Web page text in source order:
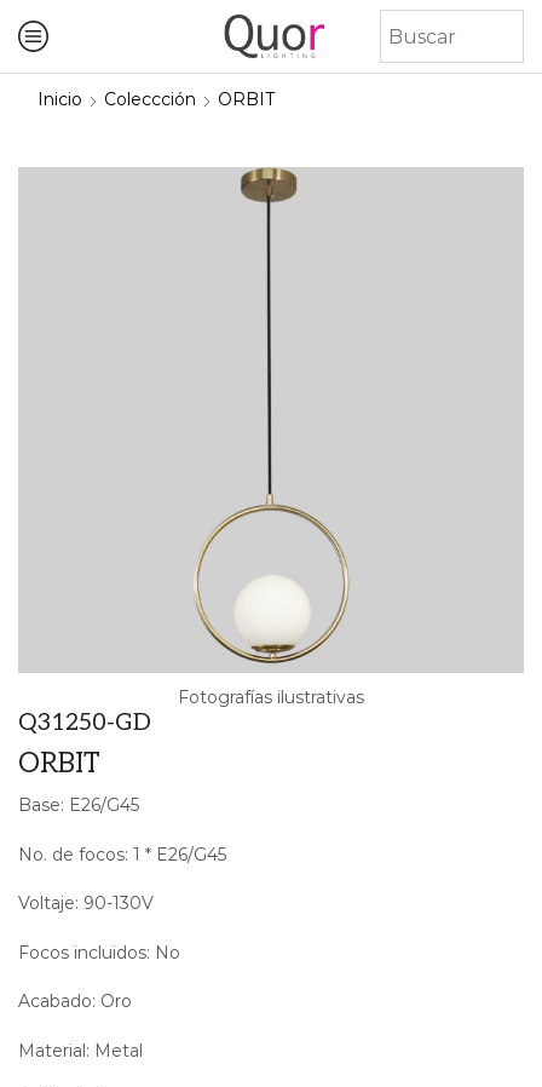
Inicio Coleccción ORBIT
Fotografías ilustrativas
Q31250-GD
ORBIT
Base: E26/G45
No. de focos: 1 * E26/G45
Voltaje: 90-130V
Focos incluidos: No
Acabado: Oro
Material: Metal